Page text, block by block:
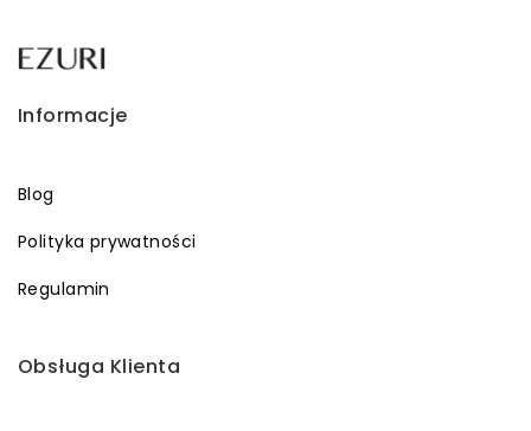
Informacje
Blog
Polityka prywatności
Regulamin
Obsługa Klienta